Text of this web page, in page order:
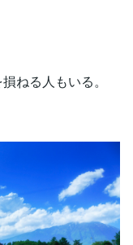
ねる人もいる。